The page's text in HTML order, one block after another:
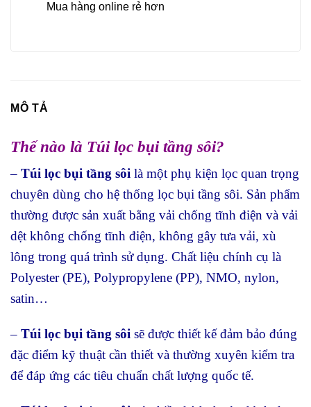
Mua hàng online rẻ hơn
MÔ TẢ
Thế nào là Túi lọc bụi tầng sôi?
– Túi lọc bụi tầng sôi là một phụ kiện lọc quan trọng
chuyên dùng cho hệ thống lọc bụi tầng sôi. Sản phẩm
thường được sản xuất bằng vải chống tĩnh điện và vải
dệt không chống tĩnh điện, không gây tưa vải, xù
lông trong quá trình sử dụng. Chất liệu chính cụ là
Polyester (PE), Polypropylene (PP), NMO, nylon,
satin…
– Túi lọc bụi tầng sôi sẽ được thiết kế đảm bảo đúng
đặc điểm kỹ thuật cần thiết và thường xuyên kiểm tra
để đáp ứng các tiêu chuẩn chất lượng quốc tế.